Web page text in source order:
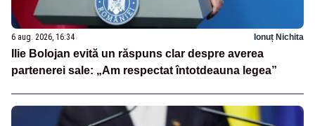
6 aug. 2026, 16:34 Ionuț Nichita
Ilie Bolojan evită un răspuns clar despre averea
partenerei sale: „Am respectat întotdeauna legea”